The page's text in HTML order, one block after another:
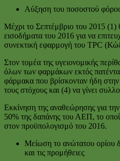
Αύξηση του ποσοστού φόρου
Μέχρι το Σεπτέμβριο του 2015 (1)
εισοδήματα του 2016 για να
συνεκτική εφαρμογή του TPC
Στον τομέα της υγειονομικής
όλων των φαρμάκων εκτός
φάρμακα που βρίσκονταν ήδη
τους στόχους και (4) να γίνει
Εκκίνηση της αναθεώρησης για
50% της δαπάνης του ΑΕΠ, το
στον προϋπολογισμό του 2016.
Μείωση το ανώτατου ορίου
και τις προμήθειες